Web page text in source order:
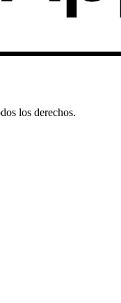
los derechos.